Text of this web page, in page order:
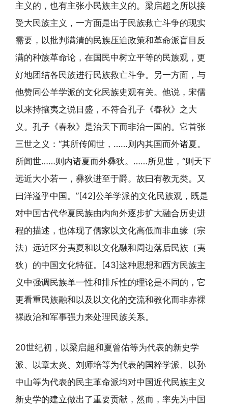
主义的，也有主张小民族主义的。梁启超之所以接
受大民族主义，一方面是出于民族救亡斗争的现实
需要，以批判满清的民族压迫政策和革命派盲目反
满的种族革命论，在国民中树立平等的民族观，更
好地团结各民族进行民族救亡斗争。另一方面，与
他赞同公羊学派的文化民族史观有关。他说，宋儒
以来持攘夷之说日盛，不符合孔子《春秋》之大
义。孔子《春秋》是治天下而非治一国的。它首张
三世之义：“其所传闻世，……则内其国而外诸夏。
所闻世……则内诸夏而外彝狄。……所见世，“则天下
远近大小若一，彝狄进至于爵。故曰有教无类。又
曰洋溢乎中国。”[42]公羊学派的文化民族观，既是
对中国古代华夏民族由内向外逐步扩大融合历史进
程的描述，也体现了儒家以文化高低而非血缘（宗
法）远近区分夷夏和以文化融和周边落后民族（夷
狄）的中国文化特征。[43]这种思想和西方民族主
义中强调民族单一性和排斥性的理论是不同的，它
更看重民族融和以及以文化的交流和教化而非赤裸
裸政治和军事强力来处理民族关系。
20世纪初，以梁启超和夏曾佑等为代表的新史学
派、以章太炎、刘师培等为代表的国粹学派、以孙
中山等为代表的民主革命派均对中国近代民族主义
新史学的建立做出了重要贡献，然而，率先为中国